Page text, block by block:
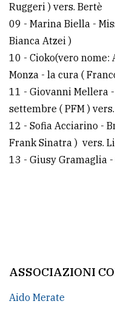
Ruggeri ) vers. Bertè
09 - Marina Biella -
Bianca Atzei )
10 - Cioko(vero nome:
Monza - la cura (
11 - Giovanni Mellera
settembre ( PFM )
12 - Sofia Acciarino -
Frank Sinatra ) vers.
13 - Giusy Gramaglia
ASSOCIAZIONI
Aido Merate